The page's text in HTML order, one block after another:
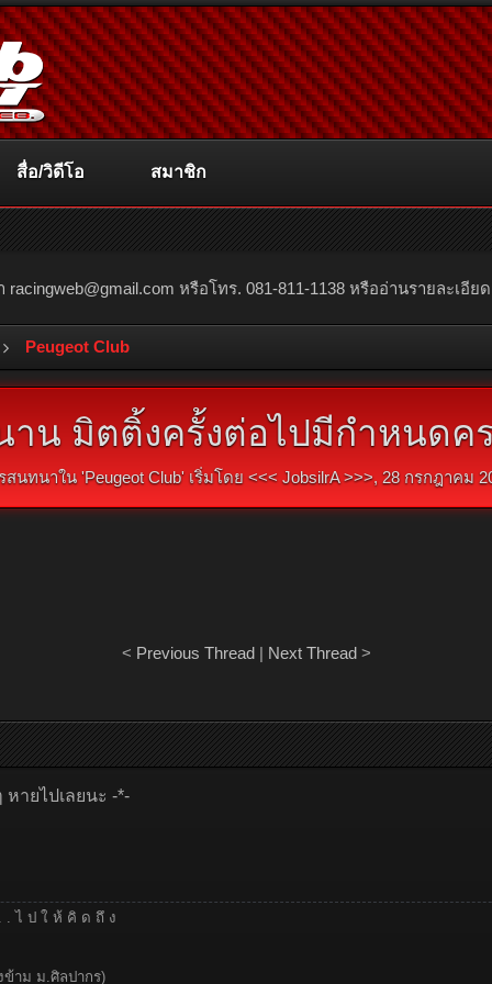
racingweb@gmail.com หรือโทร. 081-811-1138 หรืออ่านรายละเอีย
Peugeot Club
าน มิตติ้งครั้งต่อไปมีกำหนดค
สนทนาใน 'Peugeot Club' เริ่มโดย <<< JobsilrA >>>, 28 กรกฎาคม
< Previous Thread| Next Thread>
ายไปเลยนะ -*-
. ไ ป ใ ห้ คิ ด ถึ ง
ข้าม ม.ศิลปากร)
สื่อ/วิดีโอ สมาชิก